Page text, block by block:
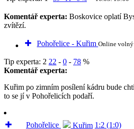
Komentář experta: Boskovice oplatí
zvítězí.
Pohořelice - Kuřim Online volný
Tip experta: 2 22 - 0 - 78 %
Komentář experta:
Kuřim po zimním posílení kádru bude
to se jí v Pohořelicích podaří.
Pohořelice Kuřim 1:2 (1:0)